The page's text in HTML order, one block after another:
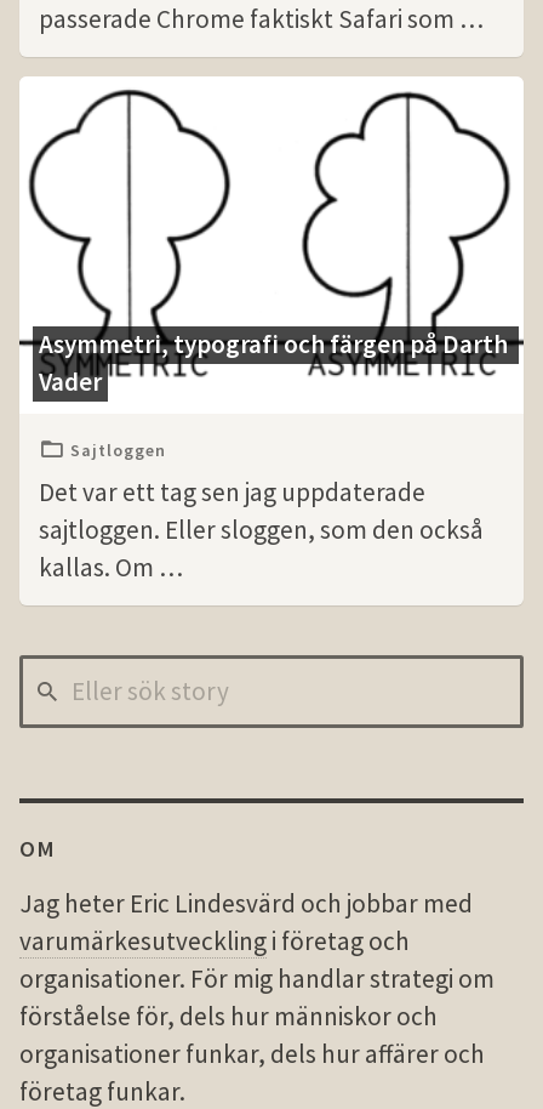
passerade Chrome faktiskt Safari som …
Asymmetri, typografi och färgen på Darth
Vader
Sajtloggen
Det var ett tag sen jag uppdaterade
sajtloggen. Eller sloggen, som den också
kallas. Om …
OM
Jag heter Eric Lindesvärd och jobbar med
varumärkesutvecklingi företag och
organisationer. För mig handlar strategi om
förståelse för, dels hur människor och
organisationer funkar, dels hur affärer och
företag funkar.